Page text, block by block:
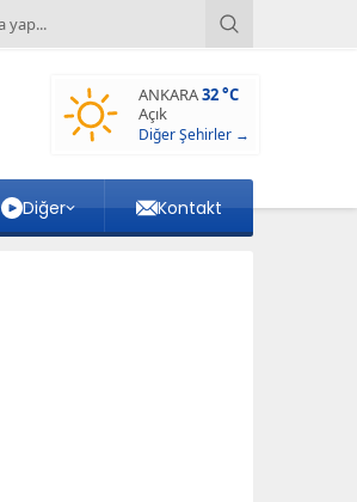
ANKARA32 °C
Açık
Diğer Şehirler →
Diğer Kontakt